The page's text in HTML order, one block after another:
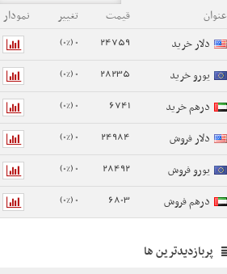
عنوان
قیمت تغییر
نمودار
دلار خرید
24759
0 (0%)
یورو خرید 28235
0 (0%)
درهم خرید 6741
0 (0%)
دلار فروش 24984
0 (0%)
یورو فروش 28492
0 (0%)
درهم فروش 6803
0 (0%)
پربازدیدترین ها